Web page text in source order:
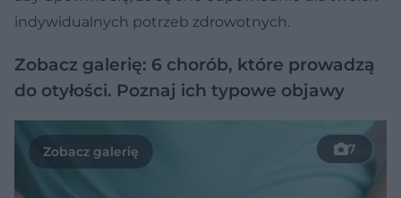
indywidualnych potrzeb zdrowotnych.
Zobacz galerię: 6 chorób, które prowadzą
do otyłości. Poznaj ich typowe objawy
7